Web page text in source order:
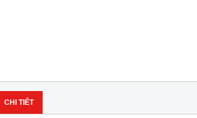
CHI TIẾT